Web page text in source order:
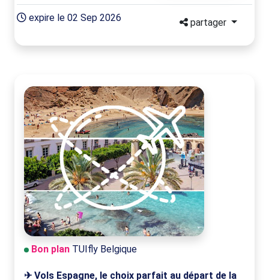
expire le 02 Sep 2026 partager
Bon plan TUIfly Belgique
✈ Vols Espagne, le choix parfait au départ de la